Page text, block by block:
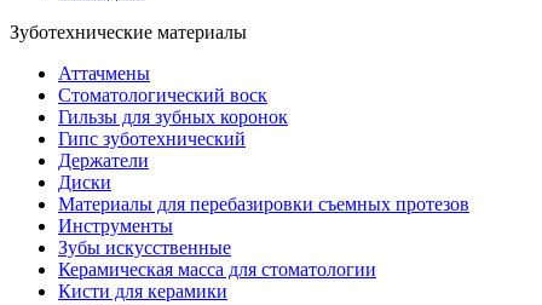
Зуботехнические материалы
Аттачмены
Стоматологический воск
Гильзы для зубных коронок
Гипс зуботехнический
Держатели
Диски
Материалы для перебазировки съемных протезов
Инструменты
Зубы искусственные
Керамическая масса для стоматологии
Кисти для керамики